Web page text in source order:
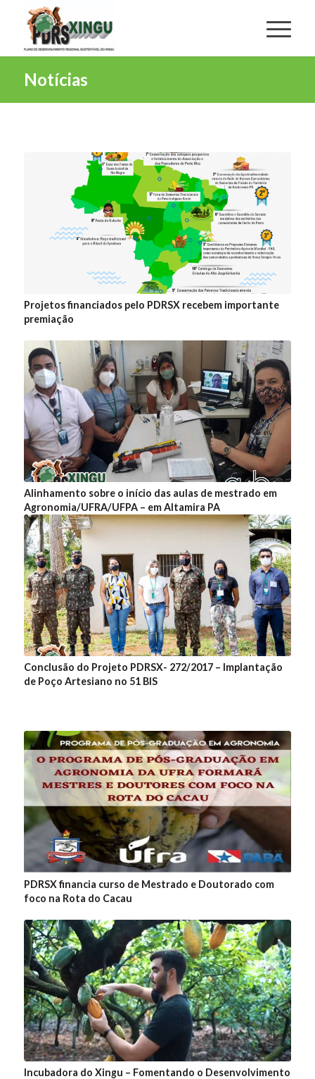
Notícias
Projetos financiados pelo PDRSX recebem importante
premiação
Alinhamento sobre o início das aulas de mestrado em
Agronomia/UFRA/UFPA – em Altamira PA
Conclusão do Projeto PDRSX- 272/2017 – Implantação
de Poço Artesiano no 51 BIS
PDRSX financia curso de Mestrado e Doutorado com
foco na Rota do Cacau
Incubadora do Xingu – Fomentando o Desenvolvimento